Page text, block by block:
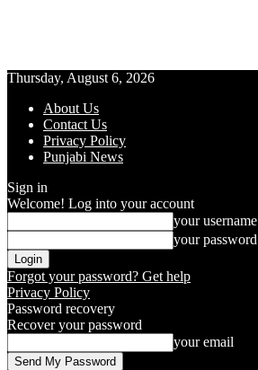
Thursday, August 6, 2026
About Us
Contact Us
Privacy Policy
Punjabi News
Sign in
Welcome! Log into your account
your username
your password
Forgot your password? Get help
Privacy Policy
Password recovery
Recover your password
your email